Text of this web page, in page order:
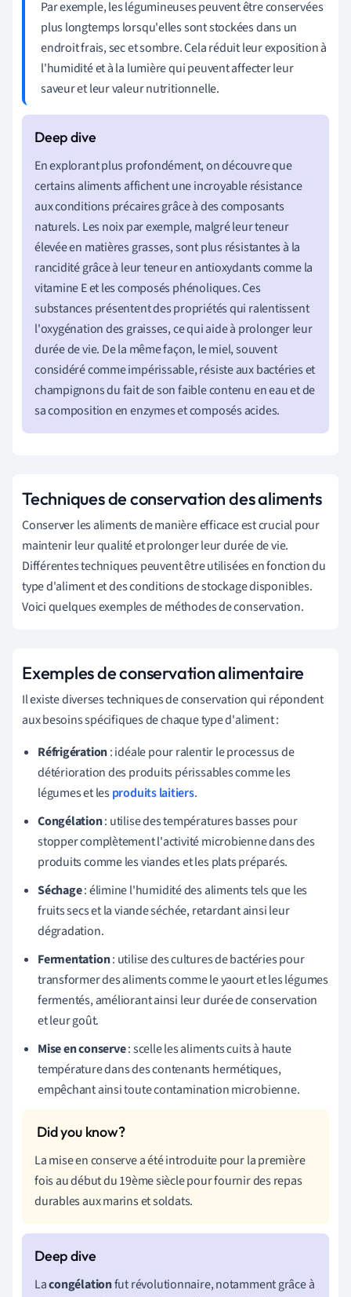
Par exemple, les légumineuses peuvent être conservées
plus longtemps lorsqu'elles sont stockées dans un
endroit frais, sec et sombre. Cela réduit leur exposition à
l'humidité et à la lumière qui peuvent affecter leur
saveur et leur valeur nutritionnelle.
En explorant plus profondément, on découvre que
certains aliments affichent une incroyable résistance
aux conditions précaires grâce à des composants
naturels. Les noix par exemple, malgré leur teneur
élevée en matières grasses, sont plus résistantes à la
rancidité grâce à leur teneur en antioxydants comme la
vitamine E et les composés phénoliques. Ces
substances présentent des propriétés qui ralentissent
l'oxygénation des graisses, ce qui aide à prolonger leur
durée de vie. De la même façon, le miel, souvent
considéré comme impérissable, résiste aux bactéries et
champignons du fait de son faible contenu en eau et de
sa composition en enzymes et composés acides.
Techniques de conservation des aliments
Conserver les aliments de manière efficace est crucial pour
maintenir leur qualité et prolonger leur durée de vie.
Différentes techniques peuvent être utilisées en fonction du
type d'aliment et des conditions de stockage disponibles.
Voici quelques exemples de méthodes de conservation.
Exemples de conservation alimentaire
Il existe diverses techniques de conservation qui répondent
aux besoins spécifiques de chaque type d'aliment :
Réfrigération: idéale pour ralentir le processus de
détérioration des produits périssables comme les
légumes et lesproduits laitiers.
Congélation: utilise des températures basses pour
stopper complètement l'activité microbienne dans des
produits comme les viandes et les plats préparés.
Séchage: élimine l'humidité des aliments tels que les
fruits secs et la viande séchée, retardant ainsi leur
dégradation.
Fermentation: utilise des cultures de bactéries pour
transformer des aliments comme le yaourt et les légumes
fermentés, améliorant ainsi leur durée de conservation
et leur goût.
Mise en conserve: scelle les aliments cuits à haute
température dans des contenants hermétiques,
empêchant ainsi toute contamination microbienne.
La mise en conserve a été introduite pour la première
fois au début du 19ème siècle pour fournir des repas
durables aux marins et soldats.
Lacongélationfut révolutionnaire, notamment grâce à